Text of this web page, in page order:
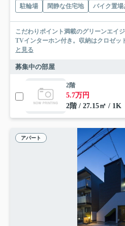
駐輪場 閑静な住宅地 バイク置場
こだわりポイント満載のグリーンエイ
TVインターホン付き。収納はクロゼッ
と見る
募集中の部屋
2階
5.7万円
2階 / 27.15㎡ / 1K
アパート